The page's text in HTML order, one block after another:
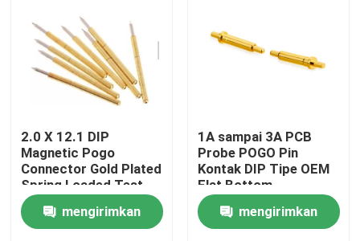
Rumah
2.0 X 12.1 DIP
Magnetic Pogo
Connector Gold Plated
Spring Loaded Test
Probes
mengirimkan
1A sampai 3A PCB
Probe POGO Pin
Kontak DIP Tipe OEM
Flat Bottom
mengirimkan